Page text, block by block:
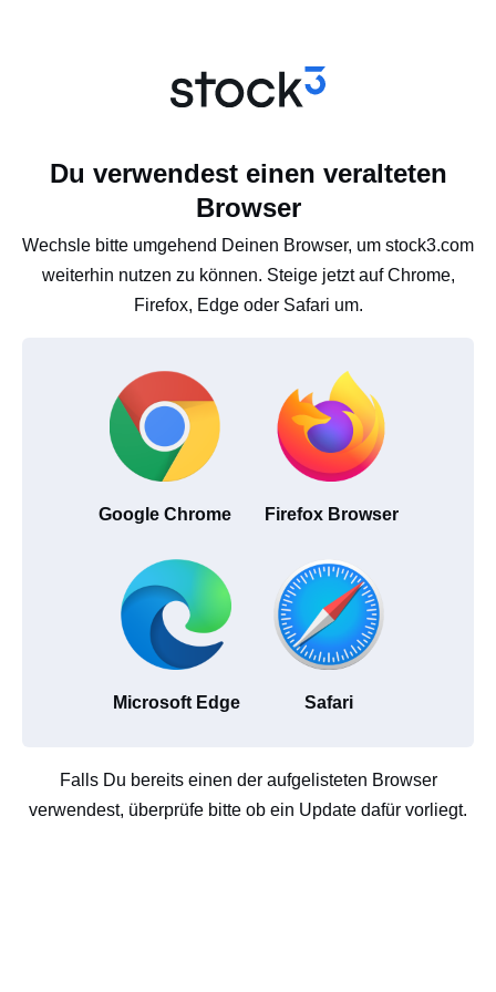
Du verwendest einen veralteten
Browser
Wechsle bitte umgehend Deinen Browser, um stock3.com
weiterhin nutzen zu können. Steige jetzt auf Chrome,
Firefox, Edge oder Safari um.
Google Chrome Firefox Browser
Microsoft Edge Safari
Falls Du bereits einen der aufgelisteten Browser
verwendest, überprüfe bitte ob ein Update dafür vorliegt.